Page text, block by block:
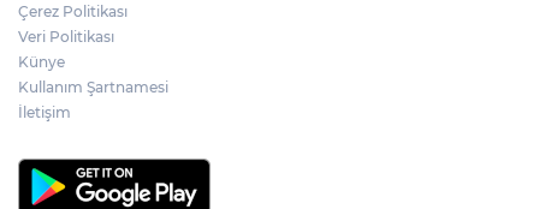
Çerez Politikası
Veri Politikası
Künye
Kullanım Şartnamesi
İletişim